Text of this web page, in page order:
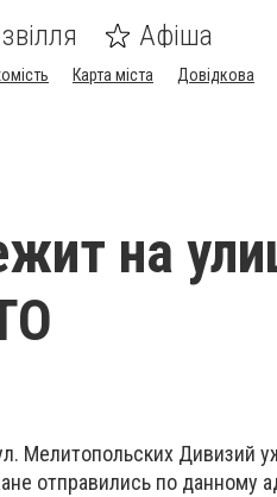
Афіша
Карта міста Довідкова
на
Мелитопольских Дивизий
отправились по данному